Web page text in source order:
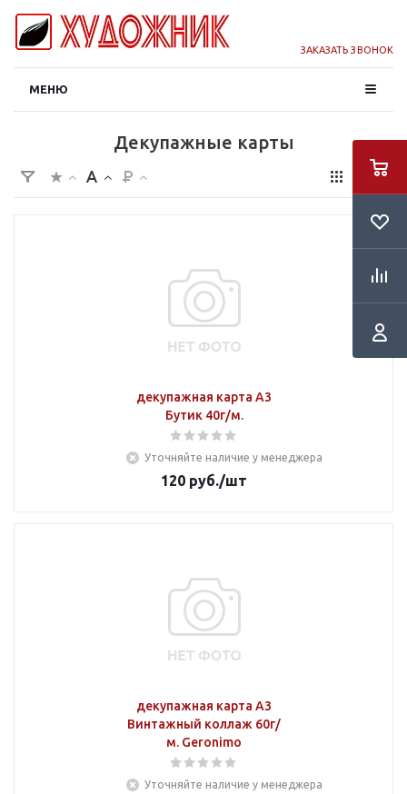
ЗАКАЗАТЬ ЗВОНОК
МЕНЮ
Декупажные карты
декупажная карта А3
Бутик 40г/м.
Уточняйте наличие у менеджера
120 руб./шт
декупажная карта А3
Винтажный коллаж 60г/
м. Geronimo
Уточняйте наличие у менеджера